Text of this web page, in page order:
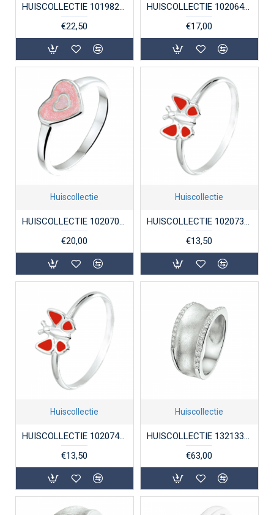
HUISCOLLECTIE 1019821 ZILVEREN KINDERRING HARTJE MET BLOEM ZIRKONIA
€22,50
HUISCOLLECTIE 1020648 ZILVEREN KINDERRING LIEVEHEERSBEESTJE
€17,00
Huiscollectie
HUISCOLLECTIE 1020709 ZILVEREN KINDERRING HARTJE ROZE LAK
€20,00
Huiscollectie
HUISCOLLECTIE 1020738 ZILVEREN KINDERRING VLINDER MET EMAILLE
€13,50
Huiscollectie
HUISCOLLECTIE 1020741 ZILVEREN KINDERRING VLINDER MET EMAILLE
€13,50
Huiscollectie
HUISCOLLECTIE 1321333 ZILVEREN DAMESRING MET ZIRKONIA
€63,00